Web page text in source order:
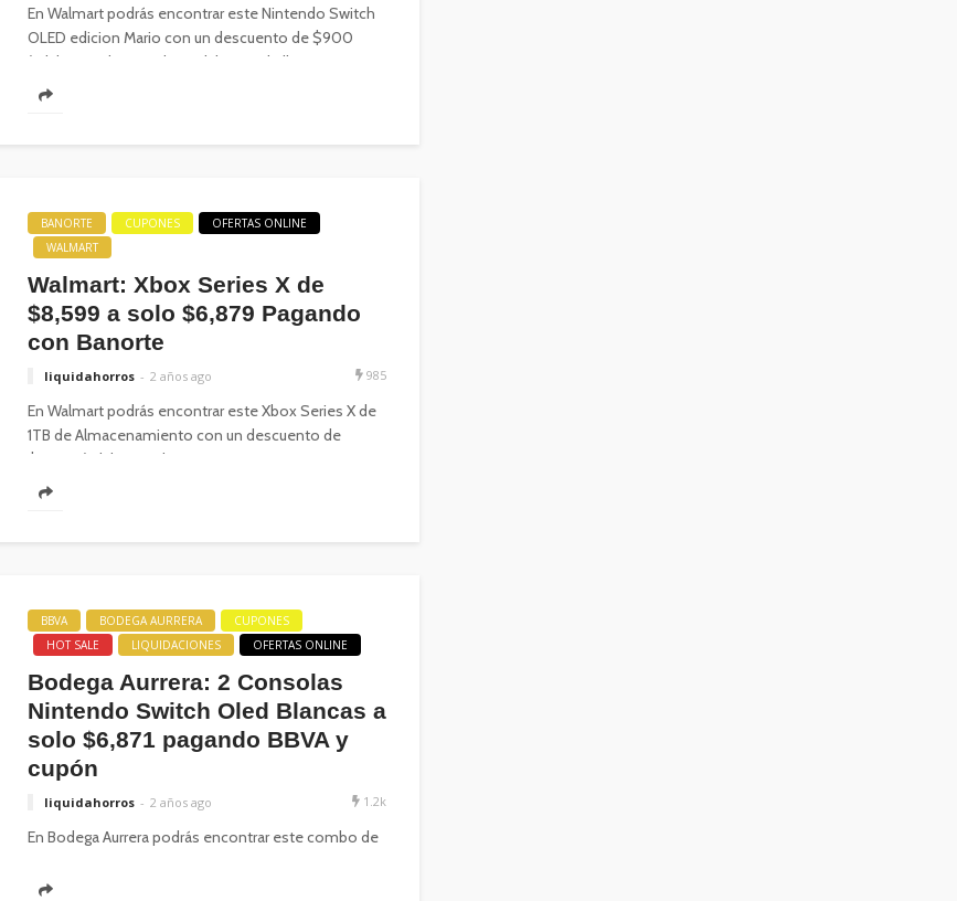
En Walmart podrás encontrar este Nintendo Switch
OLED edicion Mario con un descuento de $900
(adsbygoogle = window.adsbygoogle ||...
BANORTE CUPONES
OFERTAS ONLINE
WALMART
Walmart: Xbox Series X de
$8,599 a solo $6,879 Pagando
con Banorte
liquidahorros 2 años ago 985
En Walmart podrás encontrar este Xbox Series X de
1TB de Almacenamiento con un descuento de
$1,720 (adsbygoogle =...
BBVA BODEGA AURRERA
CUPONES
HOT SALE
LIQUIDACIONES OFERTAS ONLINE
Bodega Aurrera: 2 Consolas
Nintendo Switch Oled Blancas a
solo $6,871 pagando BBVA y
cupón
liquidahorros 2 años ago 1.2k
En Bodega Aurrera podrás encontrar este combo de
un descuento total de...